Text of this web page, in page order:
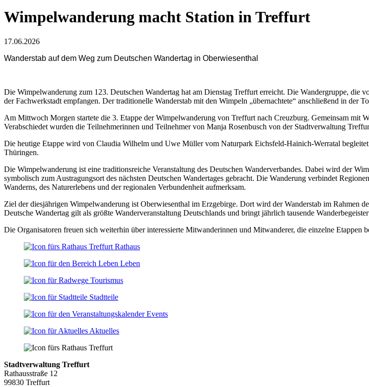
Wimpelwanderung macht Station in Treffurt
17.06.2026
Wanderstab auf dem Weg zum Deutschen Wandertag in Oberwiesenthal
Die Wimpelwanderung zum 123. Deutschen Wandertag hat am Dienstag Treffurt erreicht. Die Wandergruppe,
der Fachwerkstadt empfangen. Der traditionelle Wanderstab mit den Wimpeln „übernachtete“ anschließend in der
Am Mittwoch Morgen startete die 3. Etappe der Wimpelwanderung von Treffurt nach Creuzburg. Gemeinsam mit
Verabschiedet wurden die Teilnehmerinnen und Teilnehmer von Manja Rosenbusch von der Stadtverwaltung
Die heutige Etappe wird von Claudia Wilhelm und Uwe Müller vom Naturpark Eichsfeld-Hainich-Werratal
Thüringen.
Die Wimpelwanderung ist eine traditionsreiche Veranstaltung des Deutschen Wanderverbandes. Dabei wird der
symbolisch zum Austragungsort des nächsten Deutschen Wandertages gebracht. Die Wanderung verbindet
Wanderns, des Naturerlebens und der regionalen Verbundenheit aufmerksam.
Ziel der diesjährigen Wimpelwanderung ist Oberwiesenthal im Erzgebirge. Dort wird der Wanderstab im Rahmen
Deutsche Wandertag gilt als größte Wanderveranstaltung Deutschlands und bringt jährlich tausende
Die Organisatoren freuen sich weiterhin über interessierte Mitwanderinnen und Mitwanderer, die einzelne Etappen
Rathaus
Leben
Tourismus
Stadtteile
Events
Aktuelles
Stadtverwaltung Treffurt
Rathausstraße 12
99830 Treffurt